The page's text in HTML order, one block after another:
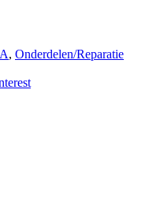
, Onderdelen/Reparatie